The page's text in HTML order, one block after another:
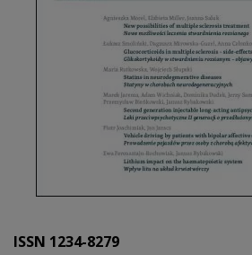
ISSN 1234-8279